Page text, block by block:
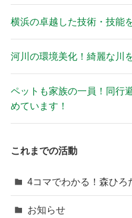
横浜の卓越した技術・技能
河川の環境美化！綺麗な川
ペットも家族の一員！同行
めています！
これまでの活動
4コマでわかる！森ひろ
お知らせ